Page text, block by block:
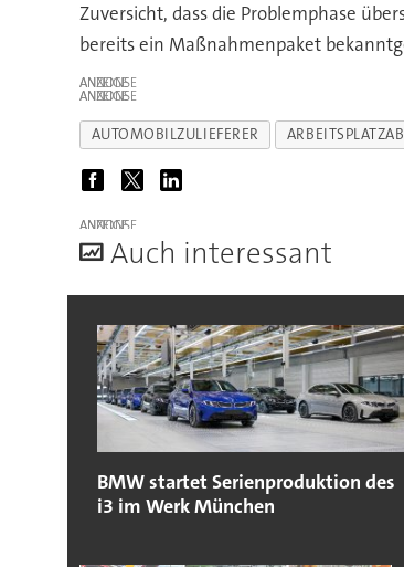
Zuversicht, dass die Problemphase
bereits ein Maßnahmenpaket
ANZEIGE
ANZEIGE
AUTOMOBILZULIEFERER
ANZEIGE
Auch interessant
BMW startet Serienproduktion des
i3 im Werk München